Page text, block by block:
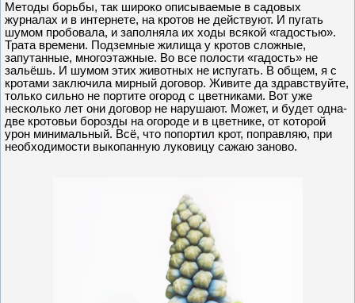
Методы борьбы, так широко описываемые в садовых
журналах и в интернете, на кротов не действуют. И пугать
шумом пробовала, и заполняла их ходы всякой «гадостью».
Трата времени. Подземные жилища у кротов сложные,
запутанные, многоэтажные. Во все полости «гадость» не
зальёшь. И шумом этих животных не испугать. В общем, я с
кротами заключила мирный договор. Живите да здравствуйте,
только сильно не портите огород с цветниками. Вот уже
несколько лет они договор не нарушают. Может, и будет одна-
две кротовьи борозды на огороде и в цветнике, от которой
урон минимальный. Всё, что попортил крот, поправляю, при
необходимости выкопанную луковицу сажаю заново.